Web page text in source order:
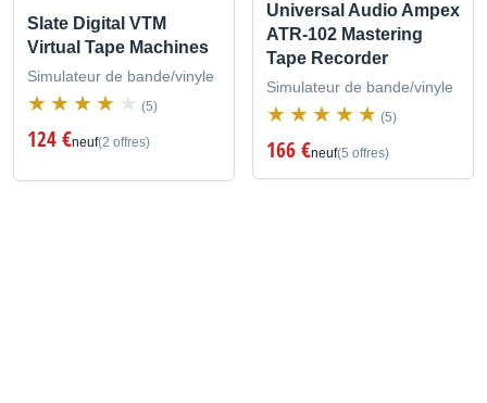
Slate Digital VTM
Virtual Tape Machines
Simulateur de bande/vinyle
(5)
124 €neuf(2 offres)
Universal Audio Ampex
ATR-102 Mastering
Tape Recorder
Simulateur de bande/vinyle
(5)
166 €neuf(5 offres)